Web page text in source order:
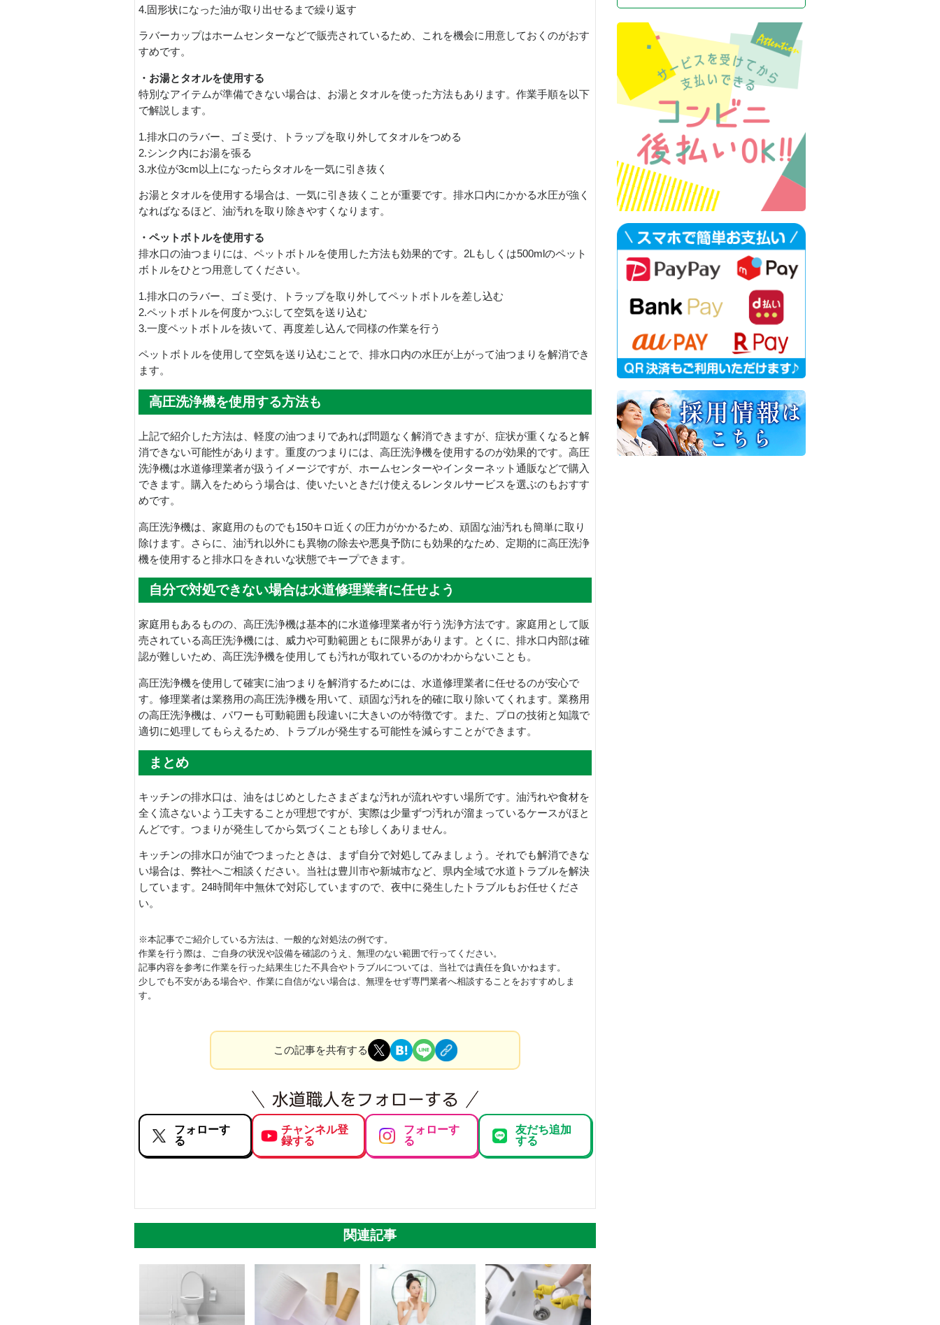
4.固形状になった油が取り出せるまで繰り返す
ラバーカップはホームセンターなどで販売されているため、これを機会に用意しておくのがおす
すめです。
・お湯とタオルを使用する
特別なアイテムが準備できない場合は、お湯とタオルを使った方法もあります。作業手順を以下
で解説します。
1.排水口のラバー、ゴミ受け、トラップを取り外してタオルをつめる
2.シンク内にお湯を張る
3.水位が3cm以上になったらタオルを一気に引き抜く
お湯とタオルを使用する場合は、一気に引き抜くことが重要です。排水口内にかかる水圧が強く
なればなるほど、油汚れを取り除きやすくなります。
・ペットボトルを使用する
排水口の油つまりには、ペットボトルを使用した方法も効果的です。2Lもしくは500mlのペット
ボトルをひとつ用意してください。
1.排水口のラバー、ゴミ受け、トラップを取り外してペットボトルを差し込む
2.ペットボトルを何度かつぶして空気を送り込む
3.一度ペットボトルを抜いて、再度差し込んで同様の作業を行う
ペットボトルを使用して空気を送り込むことで、排水口内の水圧が上がって油つまりを解消でき
ます。
高圧洗浄機を使用する方法も
上記で紹介した方法は、軽度の油つまりであれば問題なく解消できますが、症状が重くなると解
消できない可能性があります。重度のつまりには、高圧洗浄機を使用するのが効果的です。高圧
洗浄機は水道修理業者が扱うイメージですが、ホームセンターやインターネット通販などで購入
できます。購入をためらう場合は、使いたいときだけ使えるレンタルサービスを選ぶのもおすす
めです。
高圧洗浄機は、家庭用のものでも150キロ近くの圧力がかかるため、頑固な油汚れも簡単に取り
除けます。さらに、油汚れ以外にも異物の除去や悪臭予防にも効果的なため、定期的に高圧洗浄
機を使用すると排水口をきれいな状態でキープできます。
自分で対処できない場合は水道修理業者に任せよう
家庭用もあるものの、高圧洗浄機は基本的に水道修理業者が行う洗浄方法です。家庭用として販
売されている高圧洗浄機には、威力や可動範囲ともに限界があります。とくに、排水口内部は確
認が難しいため、高圧洗浄機を使用しても汚れが取れているのかわからないことも。
高圧洗浄機を使用して確実に油つまりを解消するためには、水道修理業者に任せるのが安心で
す。修理業者は業務用の高圧洗浄機を用いて、頑固な汚れを的確に取り除いてくれます。業務用
の高圧洗浄機は、パワーも可動範囲も段違いに大きいのが特徴です。また、プロの技術と知識で
適切に処理してもらえるため、トラブルが発生する可能性を減らすことができます。
まとめ
キッチンの排水口は、油をはじめとしたさまざまな汚れが流れやすい場所です。油汚れや食材を
全く流さないよう工夫することが理想ですが、実際は少量ずつ汚れが溜まっているケースがほと
んどです。つまりが発生してから気づくことも珍しくありません。
キッチンの排水口が油でつまったときは、まず自分で対処してみましょう。それでも解消できな
い場合は、弊社へご相談ください。当社は豊川市や新城市など、県内全域で水道トラブルを解決
しています。24時間年中無休で対応していますので、夜中に発生したトラブルもお任せくださ
い。
※本記事でご紹介している方法は、一般的な対処法の例です。
作業を行う際は、ご自身の状況や設備を確認のうえ、無理のない範囲で行ってください。
記事内容を参考に作業を行った結果生じた不具合やトラブルについては、当社では責任を負いかねます。
少しでも不安がある場合や、作業に自信がない場合は、無理をせず専門業者へ相談することをおすすめしま
す。
この記事を共有する
フォローす
る
チャンネル登
録する
フォローす
る
友だち追加
する
関連記事